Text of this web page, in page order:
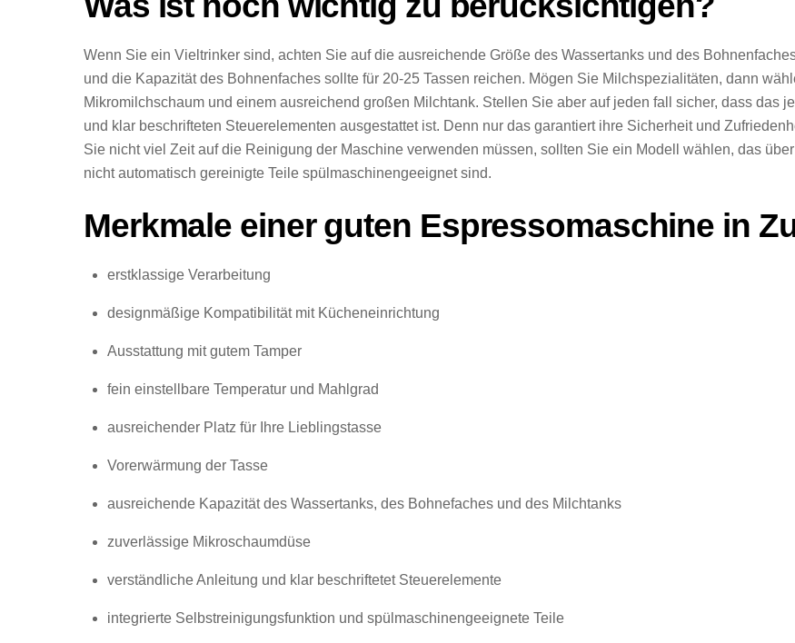
Wenn Sie ein Vieltrinker sind, achten Sie auf die ausreichende Größe des Wassertanks und des
und die Kapazität des Bohnenfaches sollte für 20-25 Tassen reichen. Mögen Sie Milchspezialitäten, dann
Mikromilchschaum und einem ausreichend großen Milchtank. Stellen Sie aber auf jeden fall sicher, dass das
und klar beschrifteten Steuerelementen ausgestattet ist. Denn nur das garantiert ihre Sicherheit und
Sie nicht viel Zeit auf die Reinigung der Maschine verwenden müssen, sollten Sie ein Modell wählen, das
nicht automatisch gereinigte Teile spülmaschinengeeignet sind.
Merkmale einer guten Espressomaschine in
erstklassige Verarbeitung
designmäßige Kompatibilität mit Kücheneinrichtung
Ausstattung mit gutem Tamper
fein einstellbare Temperatur und Mahlgrad
ausreichender Platz für Ihre Lieblingstasse
Vorerwärmung der Tasse
ausreichende Kapazität des Wassertanks, des Bohnefaches und des Milchtanks
zuverlässige Mikroschaumdüse
verständliche Anleitung und klar beschriftetet Steuerelemente
integrierte Selbstreinigungsfunktion und spülmaschinengeeignete Teile